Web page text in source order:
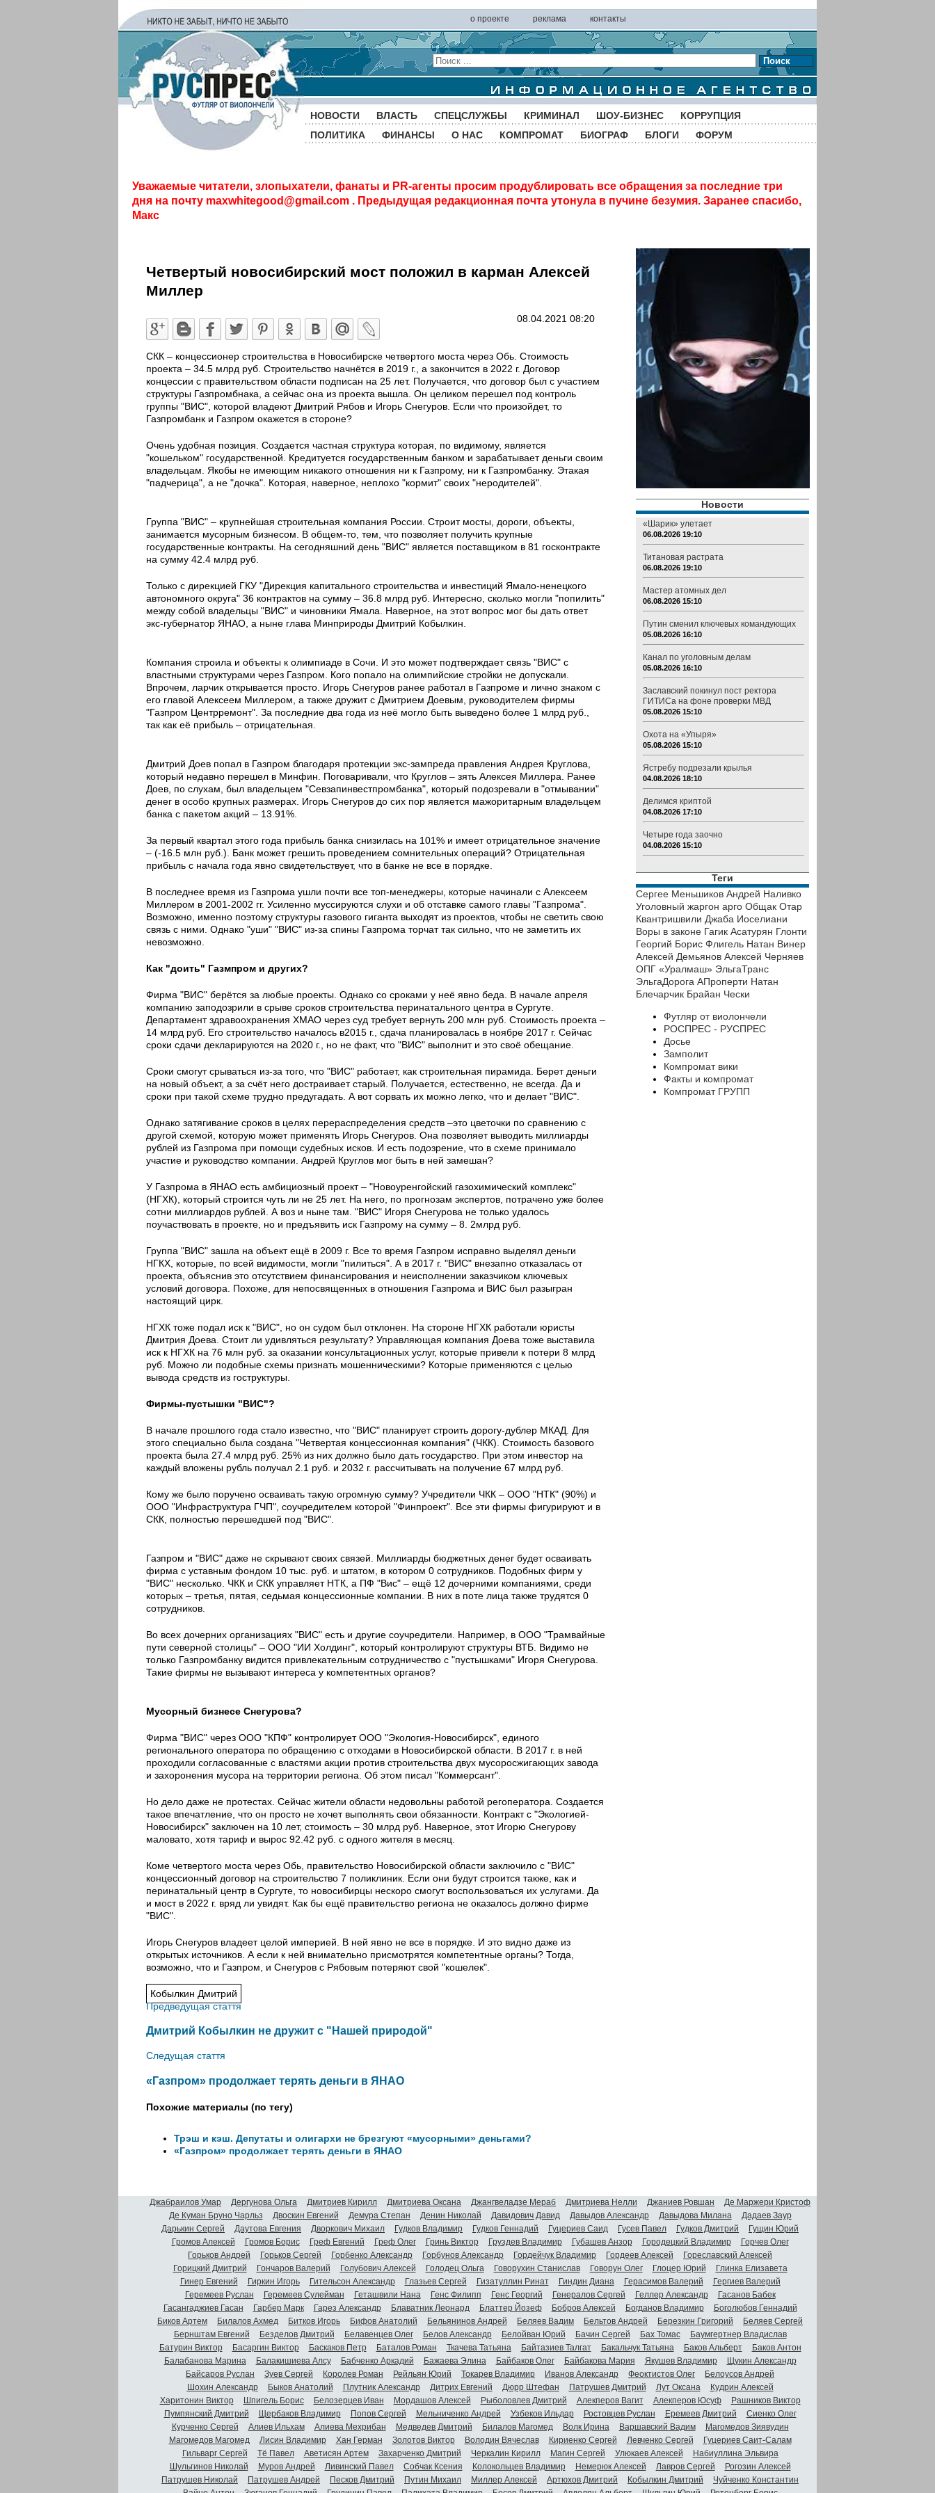
о проекте реклама контакты
Поиск
НОВОСТИ ВЛАСТЬ СПЕЦСЛУЖБЫ КРИМИНАЛ ШОУ-БИЗНЕС
КОРРУПЦИЯ
ПОЛИТИКА
ФИНАНСЫ О НАС КОМПРОМАТ БИОГРАФ БЛОГИ ФОРУМ
Уважаемые читатели, злопыхатели, фанаты и PR-агенты просим продублировать все обращения за последние три
дня на почту maxwhitegood@gmail.com . Предыдущая редакционная почта утонула в пучине безумия. Заранее спасибо,
Макс
Четвертый новосибирский мост положил в карман Алексей
Миллер
08.04.2021 08:20
СКК – концессионер строительства в Новосибирске четвертого моста через Обь. Стоимость
проекта – 34.5 млрд руб. Строительство начнётся в 2019 г., а закончится в 2022 г. Договор
концессии с правительством области подписан на 25 лет. Получается, что договор был с участием
структуры Газпромбнака, а сейчас она из проекта вышла. Он целиком перешел под контроль
группы "ВИС", которой владеют Дмитрий Рябов и Игорь Снегуров. Если что произойдет, то
Газпромбанк и Газпром окажется в стороне?
Очень удобная позиция. Создается частная структура которая, по видимому, является
"кошельком" государственной. Кредитуется государственным банком и зарабатывает деньги своим
владельцам. Якобы не имеющим никакого отношения ни к Газпрому, ни к Газпромбанку. Этакая
"падчерица", а не "дочка". Которая, наверное, неплохо "кормит" своих "неродителей".
Группа "ВИС" – крупнейшая строительная компания России. Строит мосты, дороги, объекты,
занимается мусорным бизнесом. В общем-то, тем, что позволяет получить крупные
государственные контракты. На сегодняшний день "ВИС" является поставщиком в 81 госконтракте
на сумму 42.4 млрд руб.
Только с дирекцией ГКУ "Дирекция капитального строительства и инвестиций Ямало-ненецкого
автономного округа" 36 контрактов на сумму – 36.8 млрд руб. Интересно, сколько могли "попилить"
между собой владельцы "ВИС" и чиновники Ямала. Наверное, на этот вопрос мог бы дать ответ
экс-губернатор ЯНАО, а ныне глава Минприроды Дмитрий Кобылкин.
Компания строила и объекты к олимпиаде в Сочи. И это может подтверждает связь "ВИС" с
властными структурами через Газпром. Кого попало на олимпийские стройки не допускали.
Впрочем, ларчик открывается просто. Игорь Снегуров ранее работал в Газпроме и лично знаком с
его главой Алексеем Миллером, а также дружит с Дмитрием Доевым, руководителем фирмы
"Газпром Центрремонт". За последние два года из неё могло быть выведено более 1 млрд руб.,
так как её прибыль – отрицательная.
Дмитрий Доев попал в Газпром благодаря протекции экс-зампреда правления Андрея Круглова,
который недавно перешел в Минфин. Поговаривали, что Круглов – зять Алексея Миллера. Ранее
Доев, по слухам, был владельцем "Севзапинвестпромбанка", который подозревали в "отмывании"
денег в особо крупных размерах. Игорь Снегуров до сих пор является мажоритарным владельцем
банка с пакетом акций – 13.91%.
За первый квартал этого года прибыль банка снизилась на 101% и имеет отрицательное значение
– (-16.5 млн руб.). Банк может грешить проведением сомнительных операций? Отрицательная
прибыль с начала года явно свидетельствует, что в банке не все в порядке.
В последнее время из Газпрома ушли почти все топ-менеджеры, которые начинали с Алексеем
Миллером в 2001-2002 гг. Усиленно муссируются слухи и об отставке самого главы "Газпрома".
Возможно, именно поэтому структуры газового гиганта выходят из проектов, чтобы не светить свою
связь с ними. Однако "уши" "ВИС" из-за спины Газпрома торчат так сильно, что не заметить их
невозможно.
Как "доить" Газмпром и других?
Фирма "ВИС" берётся за любые проекты. Однако со сроками у неё явно беда. В начале апреля
компанию заподозрили в срыве сроков строительства перинатального центра в Сургуте.
Департамент здравоохранения ХМАО через суд требует вернуть 200 млн руб. Стоимость проекта –
14 млрд руб. Его строительство началось в2015 г., сдача планировалась в ноябре 2017 г. Сейчас
сроки сдачи декларируются на 2020 г., но не факт, что "ВИС" выполнит и это своё обещание.
Сроки смогут срываться из-за того, что "ВИС" работает, как строительная пирамида. Берет деньги
на новый объект, а за счёт него достраивает старый. Получается, естественно, не всегда. Да и
сроки при такой схеме трудно предугадать. А вот сорвать их можно легко, что и делает "ВИС".
Однако затягивание сроков в целях перераспределения средств –это цветочки по сравнению с
другой схемой, которую может применять Игорь Снегуров. Она позволяет выводить миллиарды
рублей из Газпрома при помощи судебных исков. И есть подозрение, что в схеме принимало
участие и руководство компании. Андрей Круглов мог быть в ней замешан?
У Газпрома в ЯНАО есть амбициозный проект – "Новоуренгойский газохимический комплекс"
(НГХК), который строится чуть ли не 25 лет. На него, по прогнозам экспертов, потрачено уже более
сотни миллиардов рублей. А воз и ныне там. "ВИС" Игоря Снегурова не только удалось
поучаствовать в проекте, но и предъявить иск Газпрому на сумму – 8. 2млрд руб.
Группа "ВИС" зашла на объект ещё в 2009 г. Все то время Газпром исправно выделял деньги
НГКХ, которые, по всей видимости, могли "пилиться". А в 2017 г. "ВИС" внезапно отказалась от
проекта, объяснив это отсутствием финансирования и неисполнении заказчиком ключевых
условий договора. Похоже, для непосвященных в отношения Газпрома и ВИС был разыгран
настоящий цирк.
НГХК тоже подал иск к "ВИС", но он судом был отклонен. На стороне НГХК работали юристы
Дмитрия Доева. Стоит ли удивляться результату? Управляющая компания Доева тоже выставила
иск к НГХК на 76 млн руб. за оказании консультационных услуг, которые привели к потери 8 млрд
руб. Можно ли подобные схемы признать мошенническими? Которые применяются с целью
вывода средств из гоструктуры.
Фирмы-пустышки "ВИС"?
В начале прошлого года стало известно, что "ВИС" планирует строить дорогу-дублер МКАД. Для
этого специально была создана "Четвертая концессионная компания" (ЧКК). Стоимость базового
проекта была 27.4 млрд руб. 25% из них должно было дать государство. При этом инвестор на
каждый вложены рубль получал 2.1 руб. и 2032 г. рассчитывать на получение 67 млрд руб.
Кому же было поручено осваивать такую огромную сумму? Учредители ЧКК – ООО "НТК" (90%) и
ООО "Инфраструктура ГЧП", соучредителем которой "Финпроект". Все эти фирмы фигурируют и в
СКК, полностью перешедшей под "ВИС".
Газпром и "ВИС" даже не скрывают своих связей. Миллиарды бюджетных денег будет осваивать
фирма с уставным фондом 10 тыс. руб. и штатом, в котором 0 сотрудников. Подобных фирм у
"ВИС" несколько. ЧКК и СКК управляет НТК, а ПФ "Вис" – ещё 12 дочерними компаниями, среди
которых – третья, пятая, седьмая концессионные компании. В них в поте лица также трудятся 0
сотрудников.
Во всех дочерних организациях "ВИС" есть и другие соучредители. Например, в ООО "Трамвайные
пути северной столицы" – ООО "ИИ Холдинг", который контролируют структуры ВТБ. Видимо не
только Газпромбанку видится привлекательным сотрудничество с "пустышками" Игоря Снегурова.
Такие фирмы не вызывают интереса у компетентных органов?
Мусорный бизнесе Снегурова?
Фирма "ВИС" через ООО "КПФ" контролирует ООО "Экология-Новосибирск", единого
регионального оператора по обращению с отходами в Новосибирской области. В 2017 г. в ней
проходили согласованные с властями акции против строительства двух мусоросжигающих завода
и захоронения мусора на территории региона. Об этом писал "Коммерсант".
Но дело даже не протестах. Сейчас жители области недовольны работой регоператора. Создается
такое впечатление, что он просто не хочет выполнять свои обязанности. Контракт с "Экологией-
Новосибирск" заключен на 10 лет, стоимость – 30 млрд руб. Наверное, этот Игорю Снегурову
маловато, хотя тариф и вырос 92.42 руб. с одного жителя в месяц.
Коме четвертого моста через Обь, правительство Новосибирской области заключило с "ВИС"
концессионный договор на строительство 7 поликлиник. Если они будут строится также, как и
перинатальный центр в Сургуте, то новосибирцы нескоро смогут воспользоваться их услугами. Да
и мост в 2022 г. вряд ли увидят. Как бы ещё правительство региона не оказалось должно фирме
"ВИС".
Игорь Снегуров владеет целой империей. В ней явно не все в порядке. И это видно даже из
открытых источников. А если к ней внимательно присмотрятся компетентные органы? Тогда,
возможно, что и Газпром, и Снегуров с Рябовым потеряют свой "кошелек".
Кобылкин Дмитрий
Предведущая стаття
Дмитрий Кобылкин не дружит с "Нашей природой"
Следущая стаття
«Газпром» продолжает терять деньги в ЯНАО
Похожие материалы (по тегу)
Трэш и кэш. Депутаты и олигархи не брезгуют «мусорными» деньгами?
«Газпром» продолжает терять деньги в ЯНАО
Новости
«Шарик» улетает
06.08.2026 19:10
Титановая растрата
06.08.2026 19:10
Мастер атомных дел
06.08.2026 15:10
Путин сменил ключевых командующих
05.08.2026 16:10
Канал по уголовным делам
05.08.2026 16:10
Заславский покинул пост ректора
ГИТИСа на фоне проверки МВД
05.08.2026 15:10
Охота на «Упыря»
05.08.2026 15:10
Ястребу подрезали крылья
04.08.2026 18:10
Делимся криптой
04.08.2026 17:10
Четыре года заочно
04.08.2026 15:10
Теги
Сергее Меньшиков Андрей Наливко
Уголовный жаргон арго Общак Отар
Квантришвили Джаба Иоселиани
Воры в законе Гагик Асатурян Глонти
Георгий Борис Флигель Натан Винер
Алексей Демьянов Алексей Черняев
ОПГ «Уралмаш» ЭльгаТранс
ЭльгаДорога АПроперти Натан
Блечарчик Брайан Чески
Футляр от виолончели
РОСПРЕС - РУСПРЕС
Досье
Замполит
Компромат вики
Факты и компромат
Компромат ГРУПП
Джабраилов Умар Дергунова Ольга Дмитриев Кирилл Дмитриева Оксана Джангвеладзе Мераб Дмитриева Нелли Джаниев Ровшан
Де Маржери Кристоф
Де Куман Бруно Чарльз
Двоскин Евгений Демура Степан Денин Николай Давидович Давид Давыдов Александр Давыдова Милана
Дадаев Заур
Дарькин Сергей
Даутова Евгения Дворкович Михаил Гудков Владимир Гудков Геннадий Гуцериев Саид Гусев Павел Гудков Дмитрий
Гущин Юрий
Громов Алексей
Громов Борис Греф Евгений Греф Олег Гринь Виктор Груздев Владимир Губашев Анзор Городецкий Владимир
Горчев Олег
Горьков Андрей
Горьков Сергей Горбенко Александр Горбунов Александр Гордейчук Владимир Гордеев Алексей
Гореславский Алексей
Горицкий Дмитрий
Гончаров Валерий Голубович Алексей Голодец Ольга Говорухин Станислав Говорун Олег Глоцер Юрий
Глинка Елизавета
Гинер Евгений
Гиркин Игорь Гительсон Александр Глазьев Сергей Гизатуллин Ринат Гиндин Диана Герасимов Валерий
Гергиев Валерий
Геремеев Руслан
Геремеев Сулейман Геташвили Нана Генс Филипп Генс Георгий Генералов Сергей Геллер Александр
Гасанов Бабек
Гасангаджиев Гасан
Гарбер Марк Гарез Александр Блаватник Леонард Блаттер Йозеф Бобров Алексей Богданов Владимир
Боголюбов Геннадий
Биков Артем
Билалов Ахмед Битков Игорь Бифов Анатолий Бельянинов Андрей Беляев Вадим Бельтов Андрей Березкин Григорий
Беляев Сергей
Бернштам Евгений
Безделов Дмитрий Белавенцев Олег Белов Александр Белойван Юрий Бачин Сергей Бах Томас
Баумгертнер Владислав
Батурин Виктор
Басаргин Виктор Баскаков Петр Баталов Роман Ткачева Татьяна Байтазиев Талгат Бакальчук Татьяна Баков Альберт
Баков Антон
Балабанова Марина
Балакишиева Алсу Бабченко Аркадий Бажаева Элина Байбаков Олег Байбакова Мария Якушев Владимир
Щукин Александр
Байсаров Руслан
Зуев Сергей Королев Роман Рейльян Юрий Токарев Владимир Иванов Александр Феоктистов Олег
Белоусов Андрей
Шохин Александр
Быков Анатолий Плутник Александр Дитрих Евгений Дюрр Штефан Патрушев Дмитрий Лут Оксана
Кудрин Алексей
Харитонин Виктор
Шпигель Борис Белозерцев Иван Мордашов Алексей Рыболовлев Дмитрий Алекперов Вагит Алекперов Юсуф
Рашников Виктор
Пумпянский Дмитрий
Щербаков Владимир Попов Сергей Мельниченко Андрей Узбеков Ильдар Ростовцев Руслан Еремеев Дмитрий
Сиенко Олег
Курченко Сергей
Алиев Ильхам Алиева Мехрибан Медведев Дмитрий Билалов Магомед Волк Ирина Варшавский Вадим
Магомедов Зиявудин
Магомедов Магомед
Лисин Владимир Хан Герман Золотов Виктор Володин Вячеслав Кириенко Сергей Левченко Сергей
Гуцериев Саит-Салам
Гильварг Сергей
Тё Павел Аветисян Артем Захарченко Дмитрий Черкалин Кирилл Магин Сергей Улюкаев Алексей
Набиуллина Эльвира
Шульгинов Николай
Муров Андрей Ливинский Павел Собчак Ксения Колокольцев Владимир Немерюк Алексей Лавров Сергей
Рогозин Алексей
Патрушев Николай
Патрушев Андрей Песков Дмитрий Путин Михаил Миллер Алексей Артюхов Дмитрий Кобылкин Дмитрий
Чуйченко Константин